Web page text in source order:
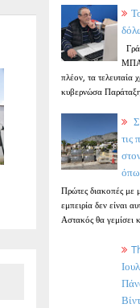
πλέον, τα τελευταία
κυβερνώσα
τις
Πρώτες διακοπές με
εμπειρία δεν είναι
Αστακός θα